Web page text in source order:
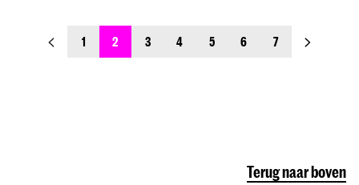
previous_page
1 2 3 4 5 6 7 next_page
Terug naar boven